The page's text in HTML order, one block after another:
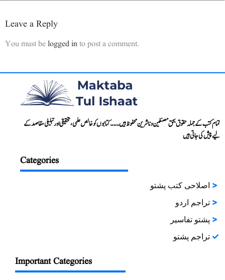
Leave a Reply
You must belogged into post a comment.
تمام کتب کے جملہ حقوق بحق مصنفین و ناشرین محفوظ ہیں۔۔۔ کتابوں کو خالص علمی، تحقیقی اور تبلیغی مقاصد کے
لیے پیش کی جاتی ہیں
Categories
اصلاحی کتب پشتو
تراجم اردو
پشتو تفاسیر
تراجم پشتو
Important Categories